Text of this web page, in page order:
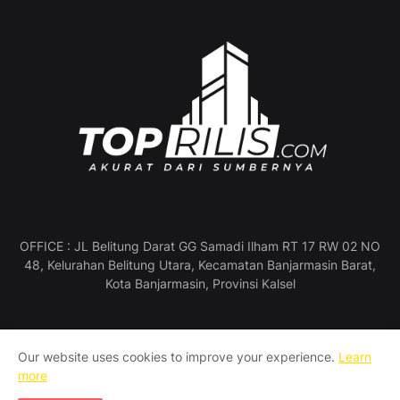
OFFICE : JL Belitung Darat GG Samadi Ilham RT 17 RW 02 NO
48, Kelurahan Belitung Utara, Kecamatan Banjarmasin Barat,
Kota Banjarmasin, Provinsi Kalsel
Profil Perusahaan
Pedoman Media Siber
Our website uses cookies to improve your experience. Learn
more